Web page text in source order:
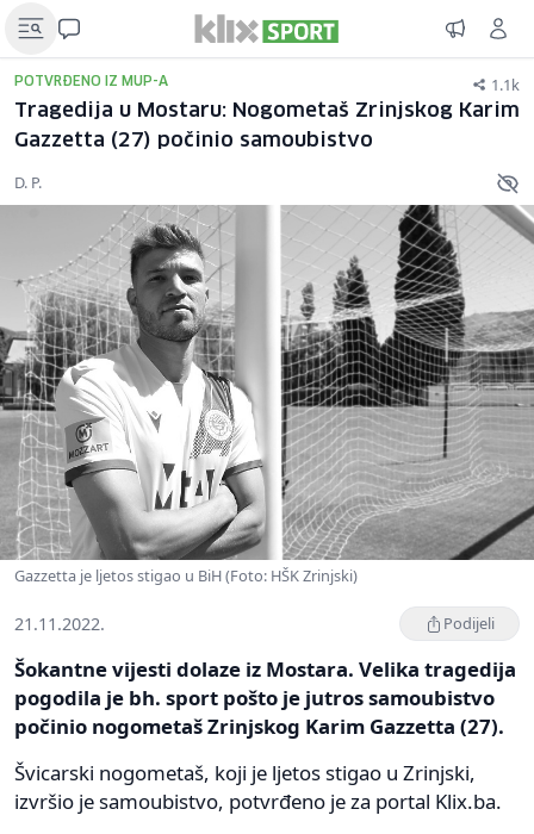
POTVRĐENO IZ MUP-A 1.1k
Tragedija u Mostaru: Nogometaš Zrinjskog Karim
Gazzetta (27) počinio samoubistvo
D. P.
Gazzetta je ljetos stigao u BiH (Foto: HŠK Zrinjski)
21.11.2022. Podijeli
Šokantne vijesti dolaze iz Mostara. Velika tragedija
pogodila je bh. sport pošto je jutros samoubistvo
počinio nogometaš Zrinjskog Karim Gazzetta (27).
Švicarski nogometaš, koji je ljetos stigao u Zrinjski,
izvršio je samoubistvo, potvrđeno je za portal Klix.ba.